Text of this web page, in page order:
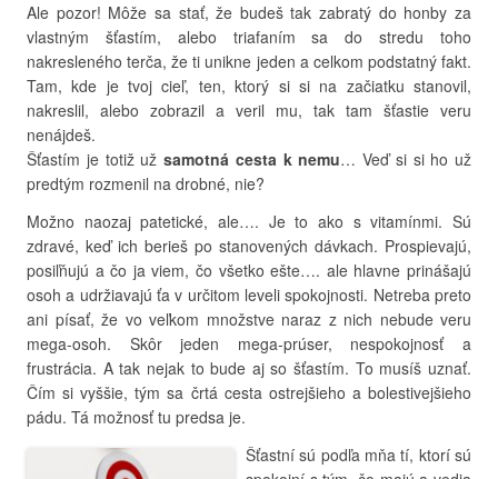
Ale pozor! Môže sa stať, že budeš tak zabratý do honby za
vlastným šťastím, alebo triafaním sa do stredu toho
nakresleného terča, že ti unikne jeden a celkom podstatný fakt.
Tam, kde je tvoj cieľ, ten, ktorý si si na začiatku stanovil,
nakreslil, alebo zobrazil a veril mu, tak tam šťastie veru
nenájdeš.
Šťastím je totiž už samotná cesta k nemu… Veď si si ho už
predtým rozmenil na drobné, nie?
Možno naozaj patetické, ale…. Je to ako s vitamínmi. Sú
zdravé, keď ich berieš po stanovených dávkach. Prospievajú,
posiľňujú a čo ja viem, čo všetko ešte…. ale hlavne prinášajú
osoh a udržiavajú ťa v určitom leveli spokojnosti. Netreba preto
ani písať, že vo veľkom množstve naraz z nich nebude veru
mega-osoh. Skôr jeden mega-prúser, nespokojnosť a
frustrácia. A tak nejak to bude aj so šťastím. To musíš uznať.
Čím si vyššie, tým sa črtá cesta ostrejšieho a bolestivejšieho
pádu. Tá možnosť tu predsa je.
Šťastní sú podľa mňa tí, ktorí sú